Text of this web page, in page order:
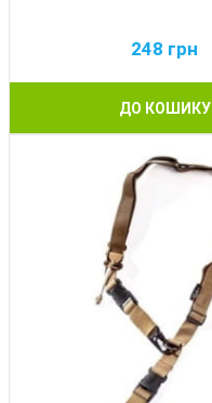
248 грн
ДО КОШИКУ